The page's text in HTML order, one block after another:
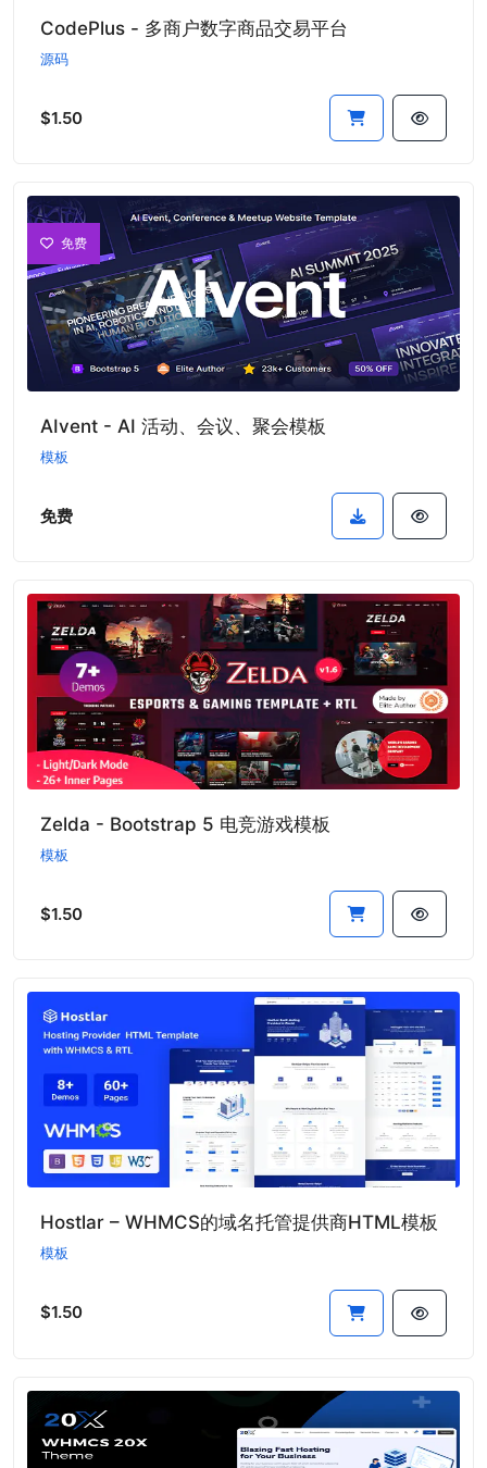
CodePlus - 多商户数字商品交易平台
源码
$1.50
免费
AIvent - AI 活动、会议、聚会模板
模板
免费
Zelda - Bootstrap 5 电竞游戏模板
模板
$1.50
Hostlar – WHMCS的域名托管提供商HTML模板
模板
$1.50